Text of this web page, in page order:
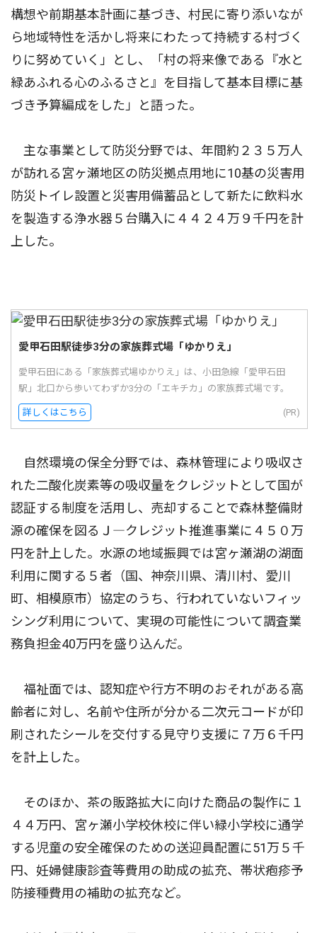
構想や前期基本計画に基づき、村民に寄り添いなが
ら地域特性を活かし将来にわたって持続する村づく
りに努めていく」とし、「村の将来像である『水と
緑あふれる心のふるさと』を目指して基本目標に基
づき予算編成をした」と語った。
主な事業として防災分野では、年間約２３５万人
が訪れる宮ヶ瀬地区の防災拠点用地に10基の災害用
防災トイレ設置と災害用備蓄品として新たに飲料水
を製造する浄水器５台購入に４４２４万９千円を計
上した。
愛甲石田駅徒歩3分の家族葬式場「ゆかりえ」
愛甲石田にある「家族葬式場ゆかりえ」は、小田急線「愛甲石田
駅」北口から歩いてわずか3分の「エキチカ」の家族葬式場です。
詳しくはこちら (PR)
自然環境の保全分野では、森林管理により吸収さ
れた二酸化炭素等の吸収量をクレジットとして国が
認証する制度を活用し、売却することで森林整備財
源の確保を図るＪ―クレジット推進事業に４５０万
円を計上した。水源の地域振興では宮ヶ瀬湖の湖面
利用に関する５者（国、神奈川県、清川村、愛川
町、相模原市）協定のうち、行われていないフィッ
シング利用について、実現の可能性について調査業
務負担金40万円を盛り込んだ。
福祉面では、認知症や行方不明のおそれがある高
齢者に対し、名前や住所が分かる二次元コードが印
刷されたシールを交付する見守り支援に７万６千円
を計上した。
そのほか、茶の販路拡大に向けた商品の製作に１
４４万円、宮ヶ瀬小学校休校に伴い緑小学校に通学
する児童の安全確保のための送迎員配置に51万５千
円、妊婦健康診査等費用の助成の拡充、帯状疱疹予
防接種費用の補助の拡充など。